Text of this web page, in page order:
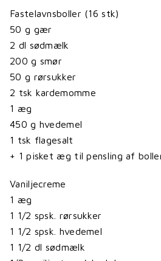
Fastelavnsboller (16 stk)
50 g gær
2 dl sødmælk
200 g smør
50 g rørsukker
2 tsk kardemomme
1 æg
450 g hvedemel
1 tsk flagesalt
+ 1 pisket æg til pensling af
Vaniljecreme
1 æg
1 1/2 spsk. rørsukker
1 1/2 spsk. hvedemel
1 1/2 dl sødmælk